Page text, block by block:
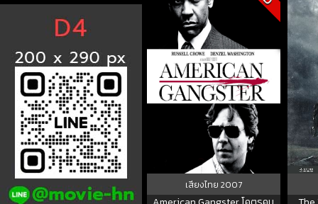
เสียงไทย 2007